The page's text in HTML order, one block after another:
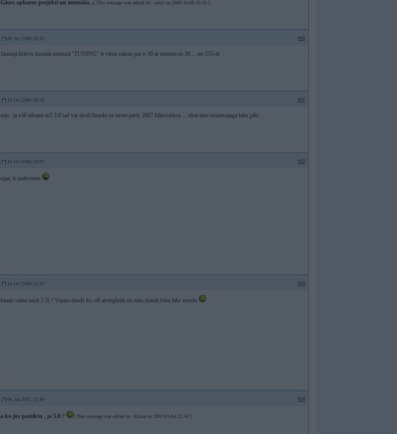
Gāzes apkures projekti un montāža...[ This message was edited by: sejejs on 2006-10-09 20:33 ]
09. Oct 2006, 20:31 #90
Jaunajā krievu žurnāla numurā "TUNING" ir viens raksts par e-30 ar motoru m-30.... no 535-tā
14. Oct 2006, 09:26 #91
mja , ja e30 iebaazt m5 3.8 tad var droši braukt uz street party 2007 bikernirkos ... tikai tam visamvajaga labu piki ....
14. Oct 2006, 10:03 #92
njaa, ir uzdevums
14. Oct 2006, 15:03 #93
kaada vaina taisīt 2.5i ? Viņam daudz ko vēl atvieglināt un man domāt būtu labs rezults
04. Jan 2007, 22:48 #94
a ko jus pateiktu , ja 5.0 ? [ This message was edited by: Klima on 2007-01-04 22:50 ]